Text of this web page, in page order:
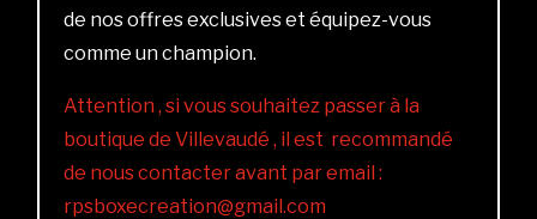
de nos offres exclusives et équipez-vous
comme un champion.
Attention , si vous souhaitez passer à la
boutique de Villevaudé , il est recommandé
de nous contacter avant par email :
rpsboxecreation@gmail.com